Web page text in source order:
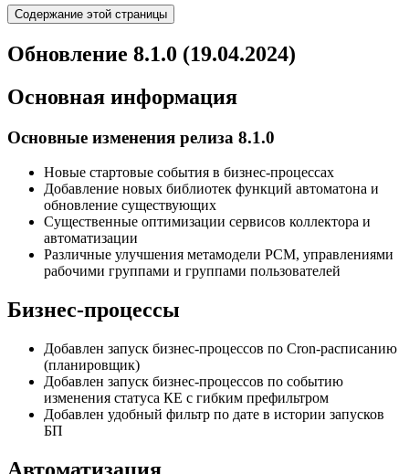
Содержание этой страницы
Обновление 8.1.0 (19.04.2024)
Основная информация
Основные изменения релиза 8.1.0
Новые стартовые события в бизнес-процессах
Добавление новых библиотек функций автоматона и
обновление существующих
Существенные оптимизации сервисов коллектора и
автоматизации
Различные улучшения метамодели РСМ, управлениями
рабочими группами и группами пользователей
Бизнес-процессы
Добавлен запуск бизнес-процессов по Cron-расписанию
(планировщик)
Добавлен запуск бизнес-процессов по событию
изменения статуса КЕ с гибким префильтром
Добавлен удобный фильтр по дате в истории запусков
БП